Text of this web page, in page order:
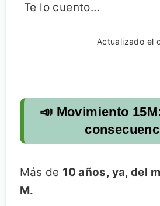
Te lo cuento…
Actualizado el
📣 Movimiento
Más de 10 años, ya, del
M.